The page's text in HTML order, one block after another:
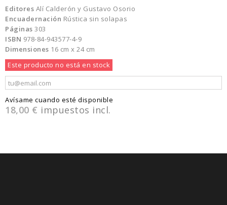
Editores Alí Calderón y Gustavo Osorio
Encuadernación Rústica sin solapas
Páginas 303
ISBN 978-84-943577-4-9
Dimensiones 16 cm x 24 cm
Este producto no está en stock
Avísame cuando esté disponible
18,00 € impuestos incl.